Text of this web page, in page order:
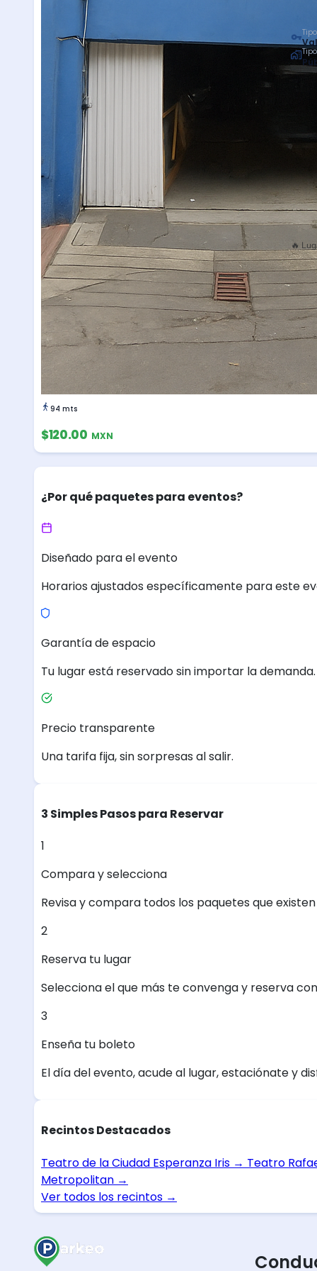
94 mts
🔥
$120.00 MXN
¿Por qué paquetes para eventos?
Diseñado para el evento
Horarios ajustados específicamente para este
Garantía de espacio
Tu lugar está reservado sin importar la demanda.
Precio transparente
Una tarifa fija, sin sorpresas al salir.
3 Simples Pasos para Reservar
1
Compara y selecciona
Revisa y compara todos los paquetes que
2
Reserva tu lugar
Selecciona el que más te convenga y reserva
3
Enseña tu boleto
El día del evento, acude al lugar, estaciónate y
Recintos Destacados
Teatro de la Ciudad Esperanza Iris → Teatro
Metropolitan →
Ver todos los recintos →